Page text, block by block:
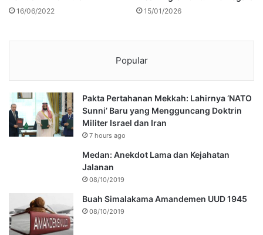
16/06/2022 15/01/2026
Popular
Pakta Pertahanan Mekkah: Lahirnya ‘NATO
Sunni’ Baru yang Mengguncang Doktrin
Militer Israel dan Iran
7 hours ago
Medan: Anekdot Lama dan Kejahatan
Jalanan
08/10/2019
Buah Simalakama Amandemen UUD 1945
08/10/2019